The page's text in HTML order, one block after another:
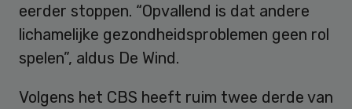
eerder stoppen. “Opvallend is dat andere
lichamelijke gezondheidsproblemen geen rol
spelen”, aldus De Wind.
Volgens het CBS heeft ruim twee derde van